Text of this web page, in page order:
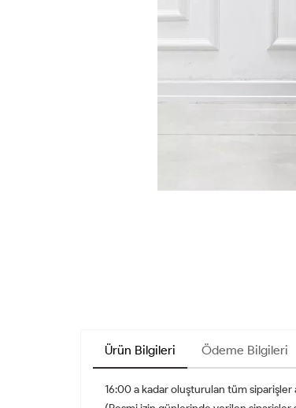
Ürün Bilgileri Ödeme Bilgileri
16:00 a kadar oluşturulan tüm siparişler